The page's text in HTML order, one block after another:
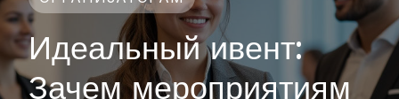
Идеальный ивент:
Зачем мероприятиям